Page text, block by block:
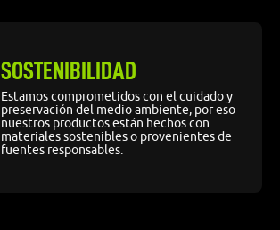
SOSTENIBILIDAD
Estamos comprometidos con el cuidado y
preservación del medio ambiente, por eso
nuestros productos están hechos con
materiales sostenibles o provenientes de
fuentes responsables.